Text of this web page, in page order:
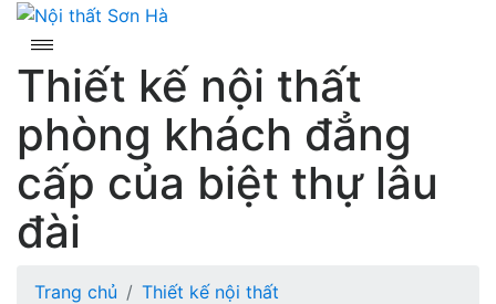
Skip
content
Thiết kế nội thất
phòng khách đẳng
cấp của biệt thự lâu
đài
Trang chủ
Thiết kế nội thất